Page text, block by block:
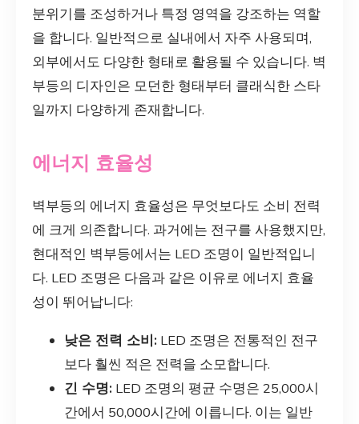
분위기를 조성하거나 특정 영역을 강조하는 역할
을 합니다. 일반적으로 실내에서 자주 사용되며,
외부에서도 다양한 형태로 활용될 수 있습니다. 벽
부등의 디자인은 모던한 형태부터 클래식한 스타
일까지 다양하게 존재합니다.
에너지 효율성
벽부등의 에너지 효율성은 무엇보다도 소비 전력
에 크게 의존합니다. 과거에는 전구를 사용했지만,
현대적인 벽부등에서는 LED 조명이 일반적입니
다. LED 조명은 다음과 같은 이유로 에너지 효율
성이 뛰어납니다:
낮은 전력 소비: LED 조명은 전통적인 전구
보다 훨씬 적은 전력을 소모합니다.
긴 수명: LED 조명의 평균 수명은 25,000시
간에서 50,000시간에 이릅니다. 이는 일반